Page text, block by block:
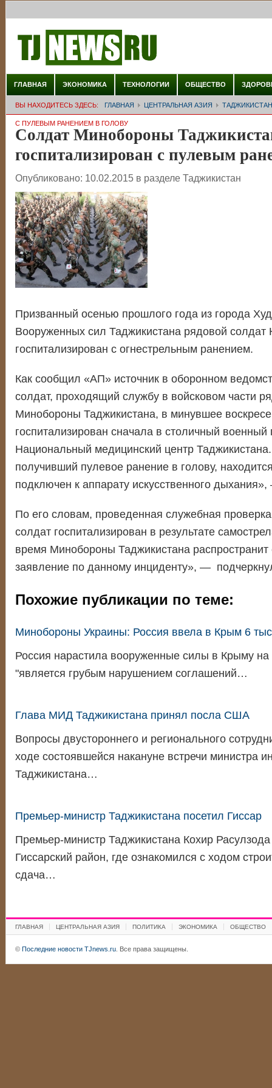
ГЛАВНАЯ ЭКОНОМИКА ТЕХНОЛОГИИ ОБЩЕСТВО
ВЫ НАХОДИТЕСЬ ЗДЕСЬ: ГЛАВНАЯ ЦЕНТРАЛЬНАЯ АЗИЯ ТАДЖИКИСТАН
С ПУЛЕВЫМ РАНЕНИЕМ В ГОЛОВУ
Солдат Минобороны
госпитализирован с пулевым
Опубликовано: 10.02.2015 в разделе Таджикистан
Призванный осенью прошлого года из города
Вооруженных сил Таджикистана рядовой
госпитализирован с огнестрельным ранением.
Как сообщил «АП» источник в оборонном
солдат, проходящий службу в войсковом части
Минобороны Таджикистана, в минувшее
госпитализирован сначала в столичный военный
Национальный медицинский центр
получивший пулевое ранение в голову,
подключен к аппарату искусственного
По его словам, проведенная служебная проверка
солдат госпитализирован в результате
время Минобороны Таджикистана
заявление по данному инциденту», —
Похожие публикации по теме:
Минобороны Украины: Россия ввела в Крым 6
Россия нарастила вооруженные силы в Крыму на
"является грубым нарушением соглашений…
Глава МИД Таджикистана принял посла США
Вопросы двустороннего и регионального
ходе состоявшейся накануне встречи министра
Таджикистана…
Премьер-министр Таджикистана посетил Гиссар
Премьер-министр Таджикистана Кохир Расулзода
Гиссарский район, где ознакомился с ходом
сдача…
ГЛАВНАЯ ЦЕНТРАЛЬНАЯ АЗИЯ ПОЛИТИКА ЭКОНОМИКА ОБЩЕСТВО
© Последние новости TJnews.ru. Все права защищены.